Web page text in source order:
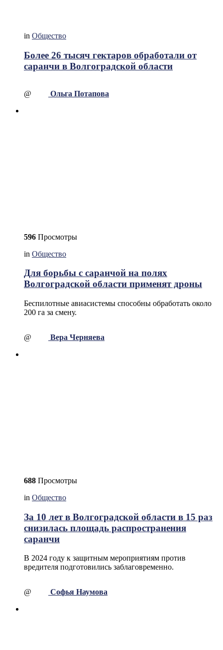
in Общество
Более 26 тысяч гектаров обработали от
саранчи в Волгоградской области
@ Ольга Потапова
596 Просмотры
in Общество
Для борьбы с саранчой на полях
Волгоградской области применят дроны
Беспилотные авиасистемы способны обработать около
200 га за смену.
@ Вера Черняева
688 Просмотры
in Общество
За 10 лет в Волгоградской области в 15 раз
снизилась площадь распространения
саранчи
В 2024 году к защитным мероприятиям против
вредителя подготовились заблаговременно.
@ Софья Наумова